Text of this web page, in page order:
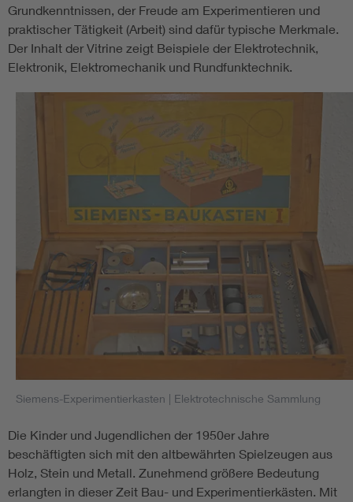
Grundkenntnissen, der Freude am Experimentieren und
praktischer Tätigkeit (Arbeit) sind dafür typische Merkmale.
Der Inhalt der Vitrine zeigt Beispiele der Elektrotechnik,
Elektronik, Elektromechanik und Rundfunktechnik.
Siemens-Experimentierkasten | Elektrotechnische Sammlung
Die Kinder und Jugendlichen der 1950er Jahre
beschäftigten sich mit den altbewährten Spielzeugen aus
Holz, Stein und Metall. Zunehmend größere Bedeutung
erlangten in dieser Zeit Bau- und Experimentierkästen. Mit